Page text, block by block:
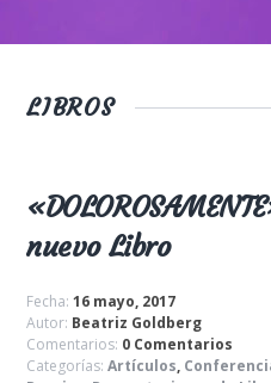
LIBROS
nuevo Libro
Fecha:16 mayo, 2017
Autor: Beatriz Goldberg
Comentarios: 0 Comentarios
Categorías:Artículos,